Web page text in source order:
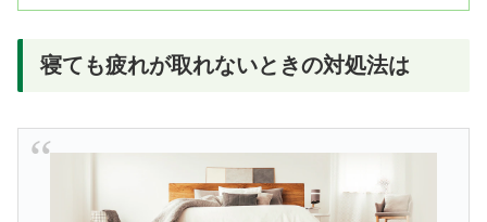
寝ても疲れが取れないときの対処法は